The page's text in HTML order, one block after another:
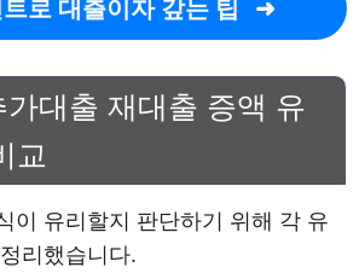
로 대출이자 갚는 팁
대출 재대출 증액 유
교
이 유리할지 판단하기 위해 각 유
리했습니다.